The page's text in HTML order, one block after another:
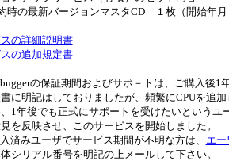
時の最新バージョンマスタCD １枚（開始年月
の詳細説明書
の追加規定書
の保証期間およびサポ－トは、ご購入後1
に明記はしておりましたが、頻繁にCPUを追加
1年後でも正式にサポートを受けたいというユ
を反映させ、このサービスを開始しました。
済みユーザでサービス期間が不明な方は、 エー
シリアル番号を明記の上メールして下さい。